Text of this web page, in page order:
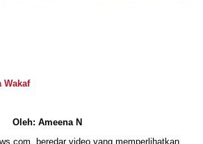
Wakaf
Oleh: Ameena N
beredar video yang memperlihatkan